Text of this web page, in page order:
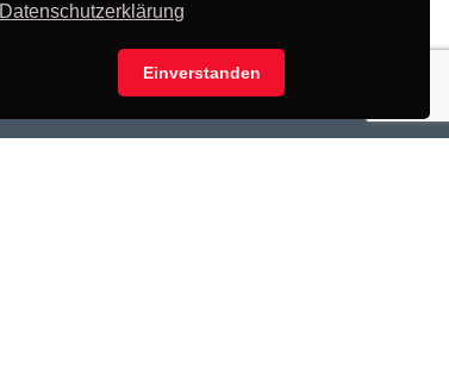
Datenschutzerklärung
Einverstanden